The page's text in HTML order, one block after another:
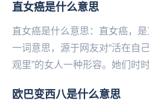
直女癌是什么意思
直女癌是什么意思：直女癌，是
一词意思，源于网友对“活在自
观里”的女人一种形容。她们时
欧巴变西八是什么意思